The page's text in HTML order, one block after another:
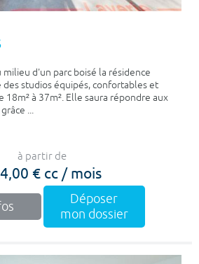
milieu d'un parc boisé la résidence
des studios équipés, confortables et
18m² à 37m². Elle saura répondre aux
...
à partir de
€ cc / mois
Déposer
mon dossier